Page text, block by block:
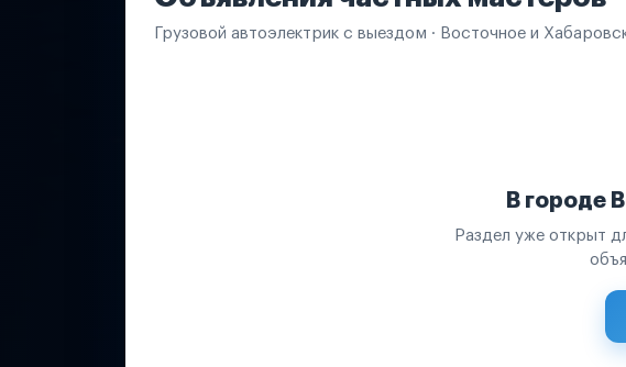
Грузовой автоэлектрик с выездом · Восточное и
В городе
Раздел уже открыт